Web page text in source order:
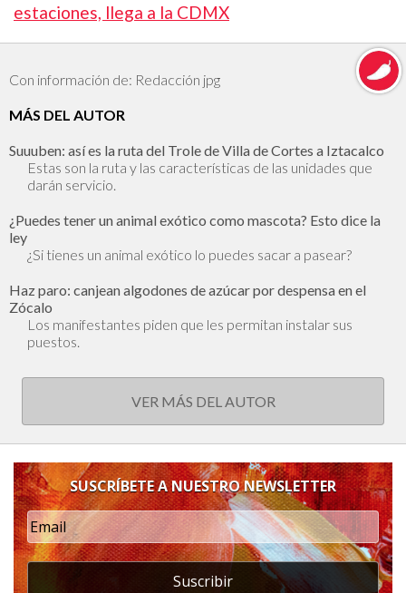
estaciones, llega a la CDMX
Con información de: Redacción jpg
MÁS DEL AUTOR
Suuuben: así es la ruta del Trole de Villa de Cortes a Iztacalco
Estas son la ruta y las características de las unidades que
darán servicio.
¿Puedes tener un animal exótico como mascota? Esto dice la
ley
¿Si tienes un animal exótico lo puedes sacar a pasear?
Haz paro: canjean algodones de azúcar por despensa en el
Zócalo
Los manifestantes piden que les permitan instalar sus
puestos.
VER MÁS DEL AUTOR
SUSCRÍBETE A NUESTRO NEWSLETTER
Suscribir